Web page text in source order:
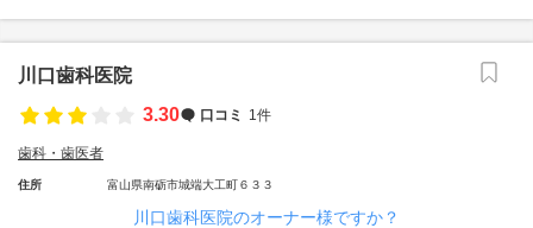
川口歯科医院
3.30
口コミ 1件
歯科・歯医者
住所 富山県南砺市城端大工町６３３
川口歯科医院のオーナー様ですか？